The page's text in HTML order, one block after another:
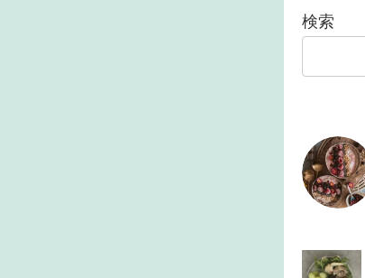
検索